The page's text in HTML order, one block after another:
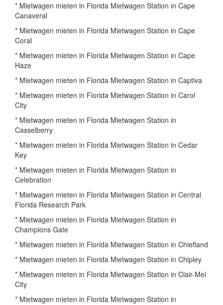
* Mietwagen mieten in Florida Mietwagen Station in Cape
Canaveral
* Mietwagen mieten in Florida Mietwagen Station in Cape
Coral
* Mietwagen mieten in Florida Mietwagen Station in Cape
Haze
* Mietwagen mieten in Florida Mietwagen Station in Captiva
* Mietwagen mieten in Florida Mietwagen Station in Carol
City
* Mietwagen mieten in Florida Mietwagen Station in
Casselberry
* Mietwagen mieten in Florida Mietwagen Station in Cedar
Key
* Mietwagen mieten in Florida Mietwagen Station in
Celebration
* Mietwagen mieten in Florida Mietwagen Station in Central
Florida Research Park
* Mietwagen mieten in Florida Mietwagen Station in
Champions Gate
* Mietwagen mieten in Florida Mietwagen Station in Chiefland
* Mietwagen mieten in Florida Mietwagen Station in Chipley
* Mietwagen mieten in Florida Mietwagen Station in Clair-Mel
City
* Mietwagen mieten in Florida Mietwagen Station in